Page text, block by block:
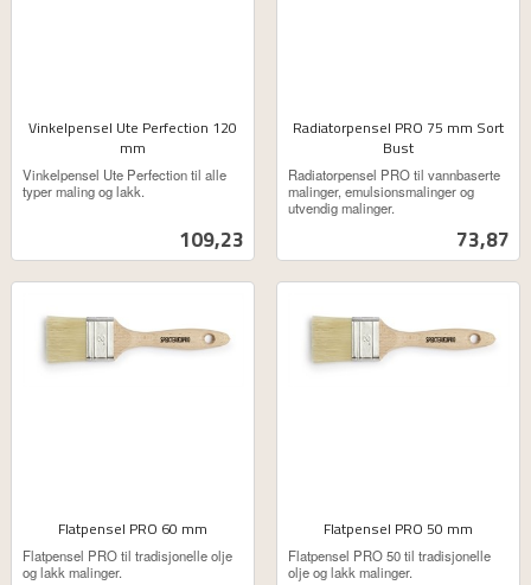
Vinkelpensel Ute Perfection 120
mm
Pris
109,23
ekskl.
mva.
Vinkelpensel Ute Perfection til alle
typer maling og lakk.
Radiatorpensel PRO 75 mm Sort
Bust
Pris
73,87
ekskl.
mva.
Radiatorpensel PRO til vannbaserte
malinger, emulsionsmalinger og
utvendig malinger.
Flatpensel PRO 60 mm
ekskl.
mva.
Flatpensel PRO til tradisjonelle olje
og lakk malinger.
Flatpensel PRO 50 mm
ekskl.
mva.
Flatpensel PRO 50 til tradisjonelle
olje og lakk malinger.